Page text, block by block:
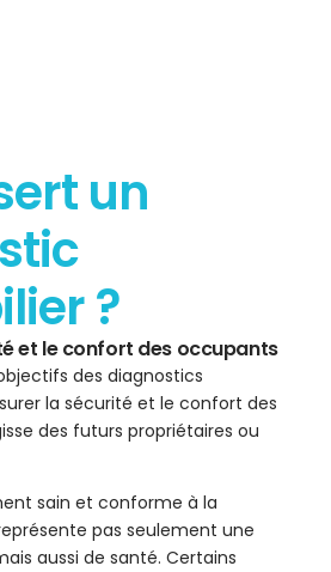
un
?
et le confort des occupants
des diagnostics
la sécurité et le confort des
des futurs propriétaires ou
sain et conforme à la
pas seulement une
aussi de santé. Certains